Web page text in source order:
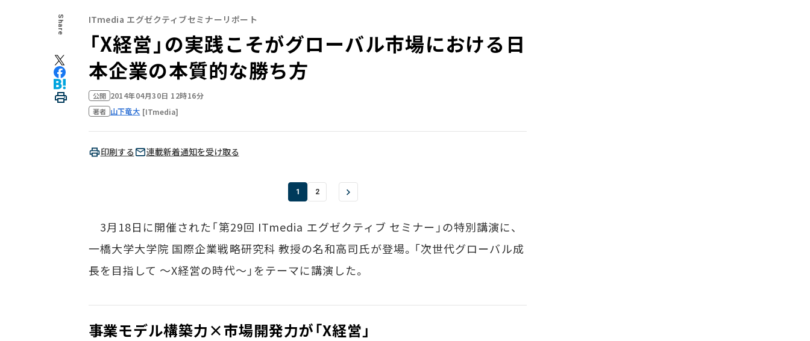
Share ITmedia エグゼクティブセミナーリポート
「X経営」の実践こそがグローバル市場における日
本企業の本質的な勝ち方
公開 2014年04月30日 12時16分
著者 山下竜大 [ITmedia]
印刷する 連載新着通知を受け取る
1 2
3月18日に開催された「第29回 ITmedia エグゼクティブ セミナー」の特別講演に、
一橋大学大学院 国際企業戦略研究科 教授の名和高司氏が登場。「次世代グローバル成
長を目指して ～X経営の時代～」をテーマに講演した。
事業モデル構築力×市場開発力が「X経営」